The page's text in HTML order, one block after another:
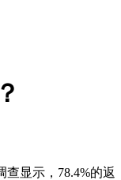
显示，78.4%的返